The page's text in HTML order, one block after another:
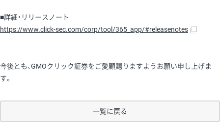
■詳細・リリースノート
https://www.click-sec.com/corp/tool/365_app/#releasenotes
今後とも、GMOクリック証券をご愛顧賜りますようお願い申し上げま
す。
一覧に戻る